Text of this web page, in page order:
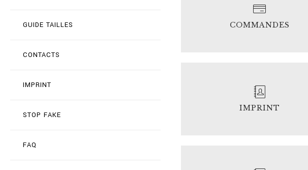
GUIDE TAILLES
CONTACTS
IMPRINT
STOP FAKE
FAQ
COMMANDES
IMPRINT